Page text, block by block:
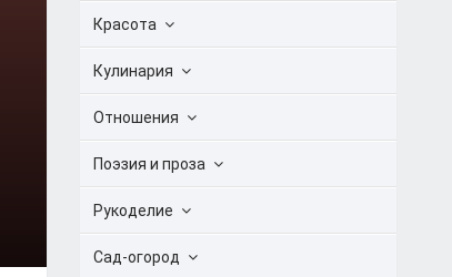
Красота
Кулинария
Отношения
Поэзия и проза
Рукоделие
Сад-огород